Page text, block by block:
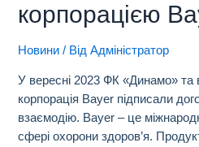
корпорацією
Новини / ВідАдміністратор
У вересні 2023 ФК «Динамо» та
корпорація Bayer підписали
взаємодію. Bayer – це
сфері охорони здоров’я.